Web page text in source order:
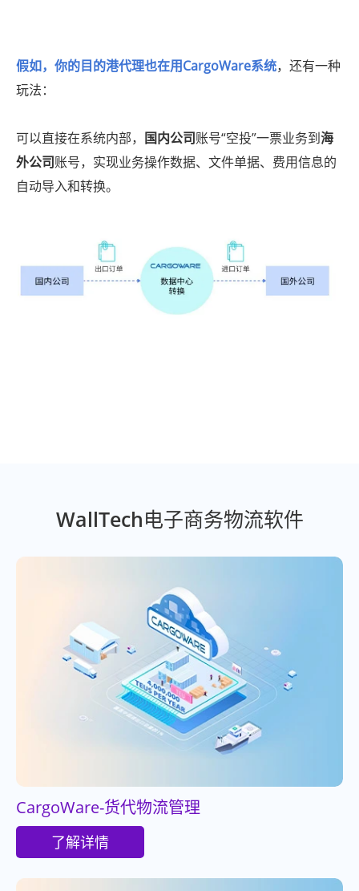
假如，你的目的港代理也在用CargoWare系统，还有一种
玩法：
可以直接在系统内部， 国内公司账号“空投”一票业务到海
外公司账号，实现业务操作数据、文件单据、费用信息的
自动导入和转换。
WallTech电子商务物流软件
CargoWare-货代物流管理
了解详情